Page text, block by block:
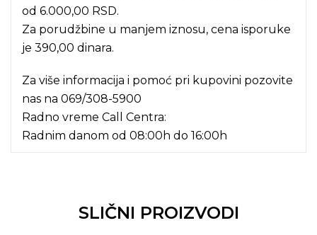
od 6.000,00 RSD.
Za porudžbine u manjem iznosu, cena isporuke
je 390,00 dinara.
Za više informacija i pomoć pri kupovini pozovite
nas na 069/308-5900
Radno vreme Call Centra:
Radnim danom od 08:00h do 16:00h
SLIČNI PROIZVODI